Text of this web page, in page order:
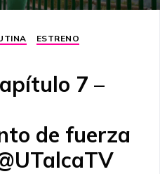
ESTRENO
7 –
de fuerza